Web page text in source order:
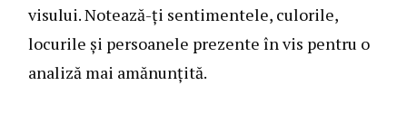
visului. Notează-ți sentimentele, culorile,
locurile și persoanele prezente în vis pentru o
analiză mai amănunțită.